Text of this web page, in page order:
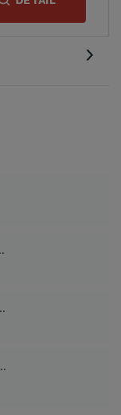
455 SC (PDF)
455 SC 2017 (PDF)
sekackam_VeGA_cz (PDF)